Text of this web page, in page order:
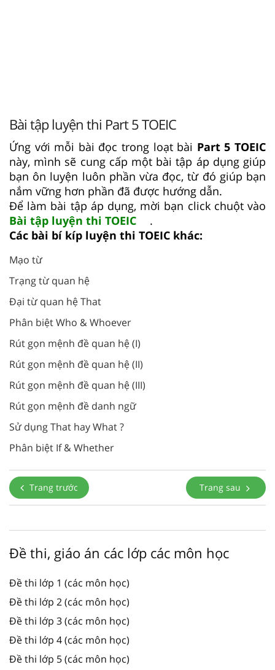
Bài tập luyện thi Part 5 TOEIC
Ứng với mỗi bài đọc trong loạt bài Part 5 TOEIC
này, mình sẽ cung cấp một bài tập áp dụng giúp
bạn ôn luyện luôn phần vừa đọc, từ đó giúp bạn
nắm vững hơn phần đã được hướng dẫn.
Để làm bài tập áp dụng, mời bạn click chuột vào
Bài tập luyện thi TOEIC
.
Các bài bí kíp luyện thi TOEIC khác:
Mạo từ
Trạng từ quan hệ
Đại từ quan hệ That
Phân biệt Who & Whoever
Rút gọn mệnh đề quan hệ (I)
Rút gọn mệnh đề quan hệ (II)
Rút gọn mệnh đề quan hệ (III)
Rút gọn mệnh đề danh ngữ
Sử dụng That hay What ?
Phân biệt If & Whether
Trang trước Trang sau
Đề thi, giáo án các lớp các môn học
Đề thi lớp 1 (các môn học)
Đề thi lớp 2 (các môn học)
Đề thi lớp 3 (các môn học)
Đề thi lớp 4 (các môn học)
Đề thi lớp 5 (các môn học)